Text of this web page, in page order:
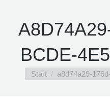
BCDE-
Sie befinden sich
Start a8d74a29-